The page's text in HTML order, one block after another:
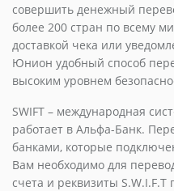
совершить денежный
более 200 стран по всему
доставкой чека или
Юнион удобный способ
высоким уровнем
SWIFT – международная
работает в Альфа-Банк.
банками, которые
Вам необходимо для
счета и реквизиты S.W.I.F.T